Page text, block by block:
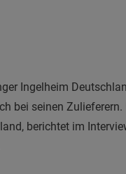
Ingelheim
bei seinen
berichtet im